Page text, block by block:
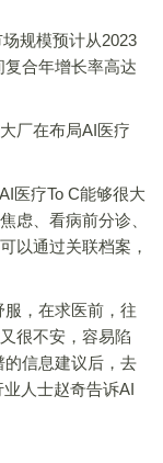
规模预计从2023
合年增长率高达
厂在布局AI医疗
疗To C能够很大
虑、看病前分诊、
以通过关联档案，
，在求医前，往
很不安，容易陷
的信息建议后，去
人士赵奇告诉AI